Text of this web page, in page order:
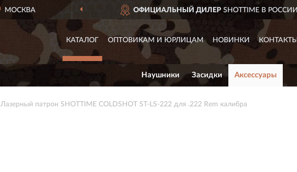
МОСКВА ОФИЦИАЛЬНЫЙ ДИЛЕРSHOTTIME В РОССИИ
КАТАЛОГ ОПТОВИКАМ И ЮРЛИЦАМ НОВИНКИ КОНТАКТЫ
Наушники Засидки Аксессуары
Лазерный патрон SHOTTIME COLDSHOT ST-LS-222 для .222 Rem калибра